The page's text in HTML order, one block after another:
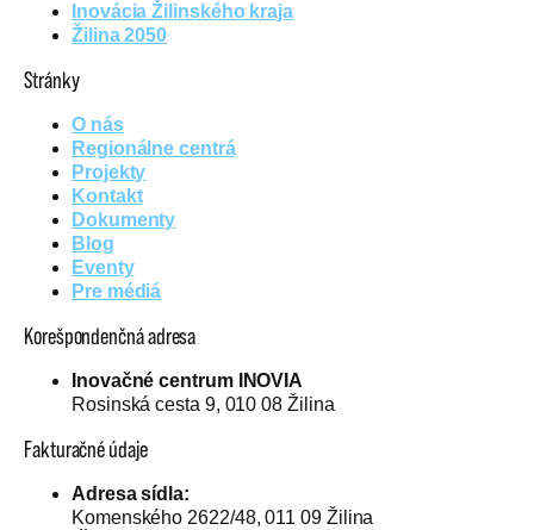
Inovácia Žilinského kraja
Žilina 2050
Stránky
O nás
Regionálne centrá
Projekty
Kontakt
Dokumenty
Blog
Eventy
Pre médiá
Korešpondenčná adresa
Inovačné centrum INOVIA
Rosinská cesta 9, 010 08 Žilina
Fakturačné údaje
Adresa sídla:
Komenského 2622/48, 011 09 Žilina